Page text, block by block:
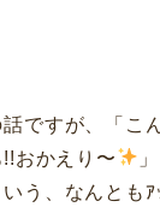
ですが、「こ
おかえり〜
う、なんとも